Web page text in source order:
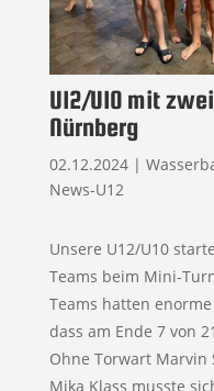
U12/U10 mit
Nürnberg
02.12.2024|
News-U12
Unsere U12/U10
Teams beim Mini-
Teams hatten
dass am Ende 7 von
Ohne Torwart
Mika Klass musste